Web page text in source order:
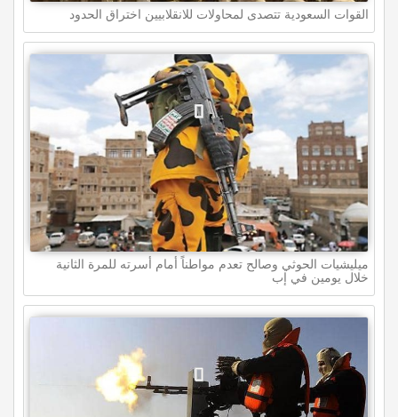
القوات السعودية تتصدى لمحاولات للانقلابيين اختراق الحدود
ميليشيات الحوثي وصالح تعدم مواطناً أمام أسرته للمرة الثانية
خلال يومين في إب